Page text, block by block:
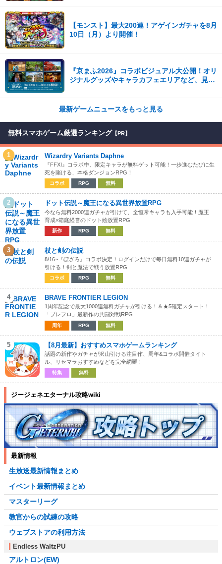
【モンスト】最大200連！アゲインガチャを8月
10日（月）より開催！
『京まふ2026』コラボビジュアル大公開！オリ
ジナルグッズやキャラカフェエリアなど、見ど
最新ゲームニュースをもっと見る
無料スマホゲーム厳選ランキング 【PR】
1 Wizardry Variants Daphne
『FFXI』コラボ中、限定キャラが無料ゲット可能！一歩進むたびに生
死を賭ける、本格ダンジョンRPG！
コラボ RPG 無料
2 ドット伝説～魔王になる異世界放置RPG
今なら無料2000連ガチャが引けて、全恒常キャラも入手可能！魔王
育成×箱庭経営のドット絵放置RPG
新作 RPG 無料
3 杖と剣の伝説
8/16~『ぼざろ』コラボ決定！ログインだけで毎日無料10連ガチャが
引ける！剣と魔法で戦う放置RPG
コラボ RPG 無料
4 BRAVE FRONTIER LEGION
1周年記念で最大1000連無料ガチャが引ける！＆★5確定スタート！
「ブレフロ」最新作の共闘対戦RPG
周年 RPG 無料
5 【8月最新】おすすめスマホゲームランキング
話題の新作やガチャが沢山引ける注目作、周年&コラボ開催タイト
ル、リセマラおすすめなどを完全網羅！
特集 無料
ジージェネエターナル攻略wiki
最新情報
生放送最新情報まとめ
イベント最新情報まとめ
マスターリーグ
教官からの試練の攻略
ウェブストアの利用方法
Endless WaltzPU
アルトロン(EW)